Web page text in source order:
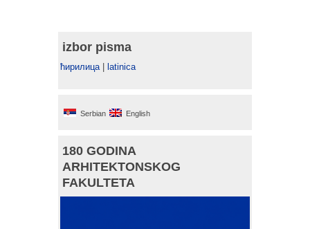
izbor pisma
ћирилица latinica
Serbian English
180 GODINA
ARHITEKTONSKOG
FAKULTETA